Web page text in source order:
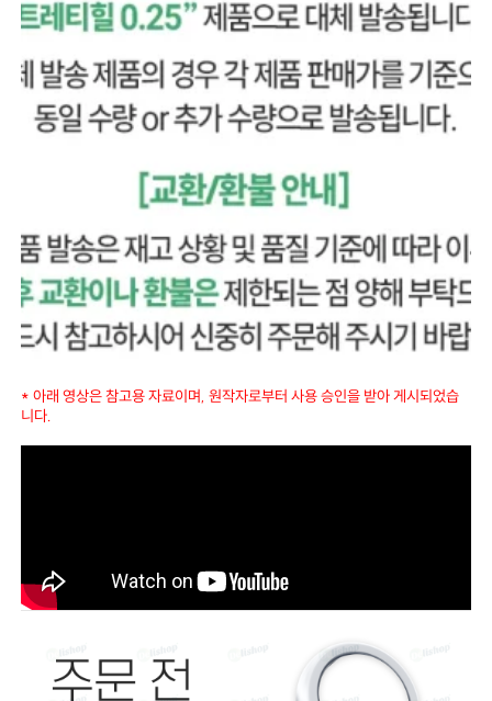
* 아래 영상은 참고용 자료이며, 원작자로부터 사용 승인을 받아 게시되었습
니다.